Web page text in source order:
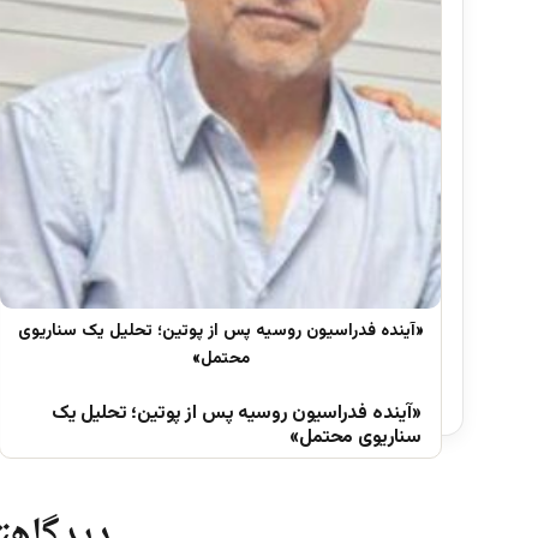
«آینده فدراسیون روسیه پس از پوتین؛ تحلیل یک
سناریوی محتمل»